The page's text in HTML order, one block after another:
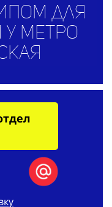
для
метро